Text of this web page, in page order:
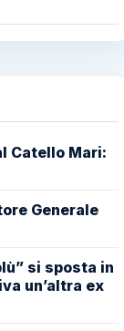
Catello Mari:
Generale
si sposta in
un’altra ex